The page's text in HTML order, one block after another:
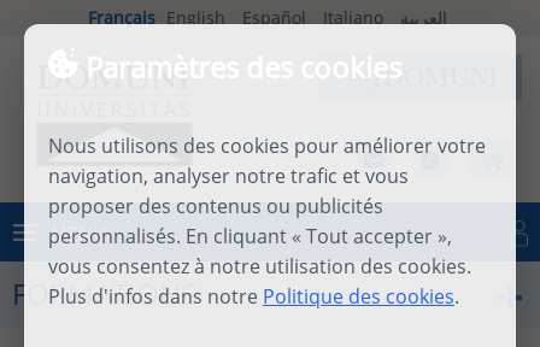
Paramètres des cookies
Nous utilisons des cookies pour améliorer votre
navigation, analyser notre trafic et vous
proposer des contenus ou publicités
personnalisés. En cliquant « Tout accepter »,
vous consentez à notre utilisation des cookies.
Plus d'infos dans notre Politique des cookies.
Français English Español Italiano العربية
MENU Se connecter
FORMATIONS